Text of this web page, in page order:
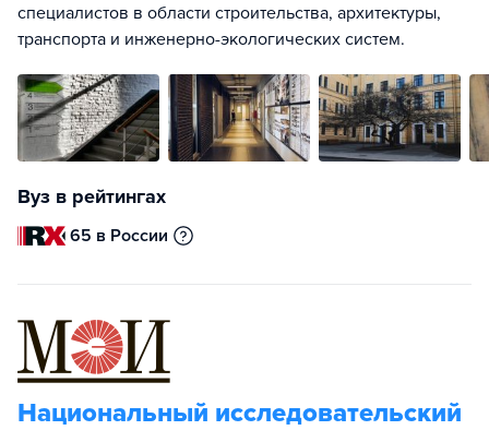
специалистов в области строительства, архитектуры,
транспорта и инженерно-экологических систем.
Вуз в рейтингах
65 в России
Национальный исследовательский